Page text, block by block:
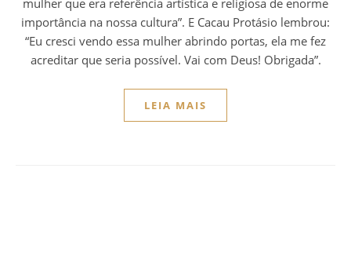
mulher que era referência artística e religiosa de enorme
importância na nossa cultura”. E Cacau Protásio lembrou:
“Eu cresci vendo essa mulher abrindo portas, ela me fez
acreditar que seria possível. Vai com Deus! Obrigada”.
LEIA MAIS